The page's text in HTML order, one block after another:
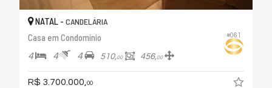
#061
NATAL - CANDELÁRIA
Casa em Condomínio
4 4 4 510,00 456,00
R$ 3.700.000,00